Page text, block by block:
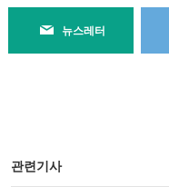
뉴스레터
관련기사